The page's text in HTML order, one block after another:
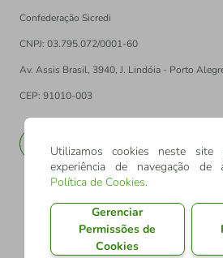
Confederação Sicredi
CNPJ: 03.795.072/0001-60
Av. Assis Brasil, 3940, J. Lindóia - Porto
CEP: 91010-003
Utilizamos cookies neste site
experiência de navegação de
Política de Cookies.
Gerenciar
Permissões de
Cookies